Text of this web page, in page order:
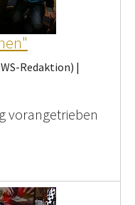
Redaktion) |
vorangetrieben